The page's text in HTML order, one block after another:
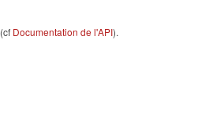
(cf Documentation de l'API).